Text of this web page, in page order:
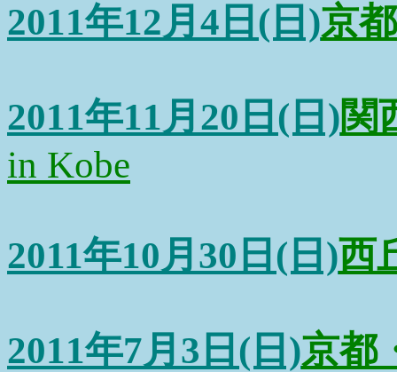
2011年12月4日(日)京
2011年11月20日(日)関
in Kobe
2011年10月30日(日)西
2011年7月3日(日)京都